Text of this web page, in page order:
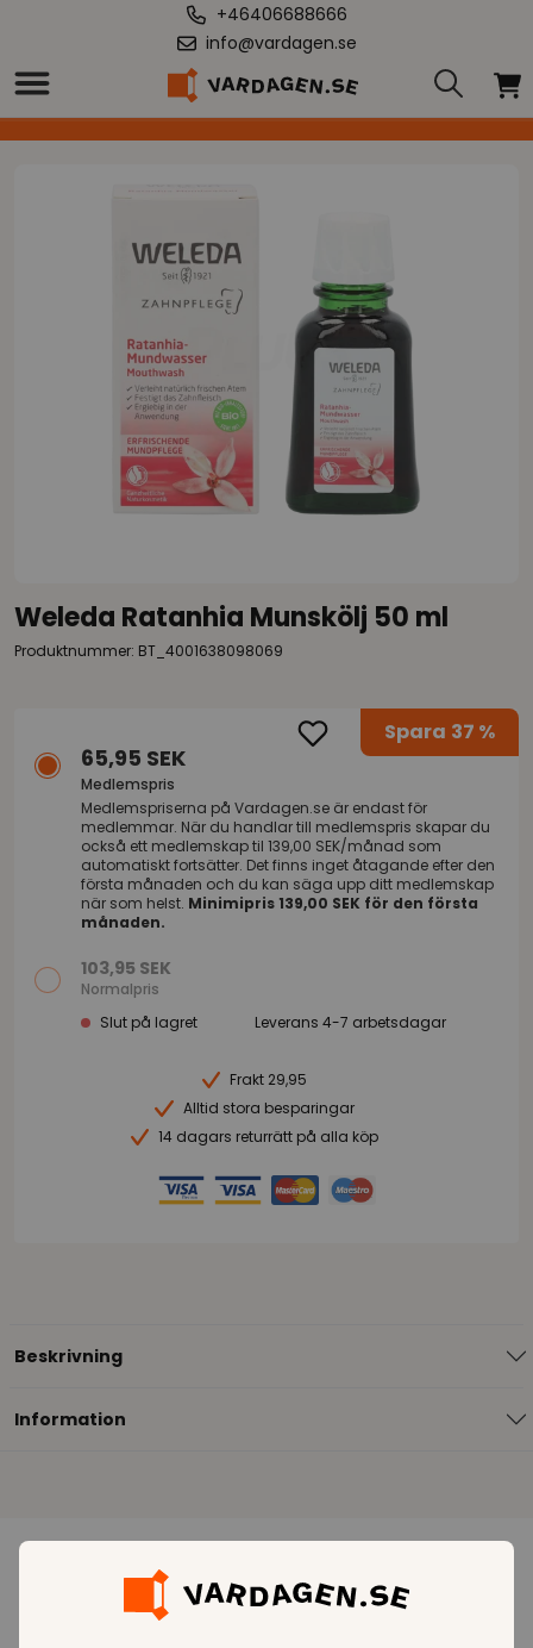
+46406688666
info@vardagen.se
Hem
Weleda Ratanhia Munskölj 50 ml
Produktnummer: BT_4001638098069
Spara 37 %
65,95 SEK
Medlemspris
Medlemspriserna på Vardagen.se är endast för
medlemmar. När du handlar till medlemspris skapar du
också ett medlemskap til 139,00 SEK/månad som
automatiskt fortsätter. Det finns inget åtagande efter den
första månaden och du kan säga upp ditt medlemskap
när som helst. Minimipris 139,00 SEK för den första
månaden.
103,95 SEK
Normalpris
Slut på lagret
Leverans 4-7 arbetsdagar
Frakt 29,95
Alltid stora besparingar
14 dagars returrätt på alla köp
Beskrivning
Information
Loading..